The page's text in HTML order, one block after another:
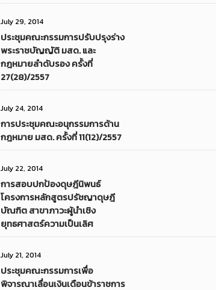
July 29, 2014
ประชุมคณะกรรมการปรับปรุงร่าง
พระราชบัญญัติ มสด. และ
กฎหมายลำดับรอง ครั้งที่
27(28)/2557
July 24, 2014
การประชุมคณะอนุกรรมการด้าน
กฎหมาย มสด. ครั้งที่ 11(12)/2557
July 22, 2014
การสอบปกป้องดุษฎีนิพนธ์
โครงการหลักสูตรปรัชญาดุษฎี
บัณฑิต สาขาภาวะผู้นำเชิง
ยุทธศาสตร์ความเป็นเลิศ
July 21, 2014
ประชุมคณะกรรมการเพื่อ
พิจารณาเลื่อนเงินเดือนข้าราชการ